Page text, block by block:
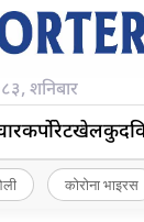
शनिबार
कर्पोरेटखेलकुद
कोरोना भाइरस